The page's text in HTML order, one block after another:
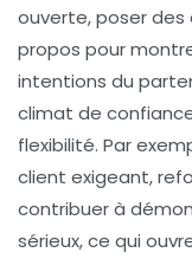
ouverte, poser
propos pour
intentions du
climat de
flexibilité. Par
client exigeant,
contribuer à
sérieux, ce qui